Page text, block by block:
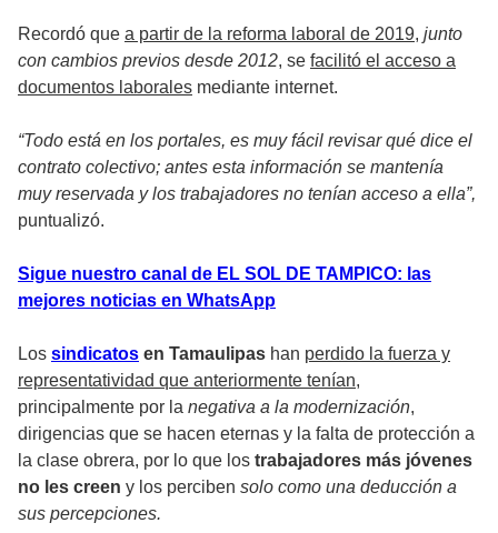
Recordó que a partir de la reforma laboral de 2019, junto
con cambios previos desde 2012, se facilitó el acceso a
documentos laborales mediante internet.
“Todo está en los portales, es muy fácil revisar qué dice el
contrato colectivo; antes esta información se mantenía
muy reservada y los trabajadores no tenían acceso a ella”,
puntualizó.
Sigue nuestro canal de EL SOL DE TAMPICO: las
mejores noticias en WhatsApp
Los sindicatos en Tamaulipas han perdido la fuerza y
representatividad que anteriormente tenían,
principalmente por la negativa a la modernización,
dirigencias que se hacen eternas y la falta de protección a
la clase obrera, por lo que los trabajadores más jóvenes
no les creen y los perciben solo como una deducción a
sus percepciones.